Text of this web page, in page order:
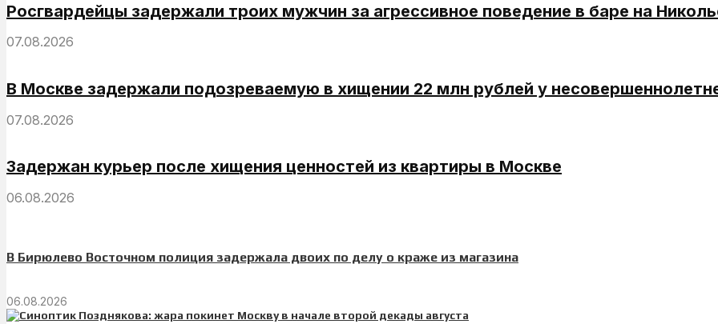
Росгвардейцы задержали троих мужчин за агрессивное поведение в баре на
07.08.2026
В Москве задержали подозреваемую в хищении 22 млн рублей у
07.08.2026
Задержан курьер после хищения ценностей из квартиры в Москве
06.08.2026
В Бирюлево Восточном полиция задержала двоих по делу о краже из магазина
06.08.2026